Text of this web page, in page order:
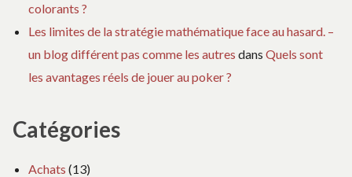
colorants ?
Les limites de la stratégie mathématique face au hasard. –
un blog différent pas comme les autres dans Quels sont
les avantages réels de jouer au poker ?
Catégories
Achats (13)